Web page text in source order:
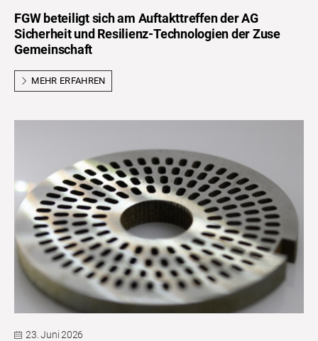
FGW beteiligt sich am Auftakttreffen der AG
Sicherheit und Resilienz-Technologien der Zuse
Gemeinschaft
MEHR ERFAHREN
23. Juni 2026